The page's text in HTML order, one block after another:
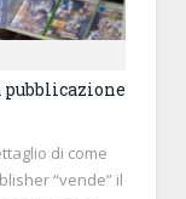
pubblicazione
di come
“vende” il